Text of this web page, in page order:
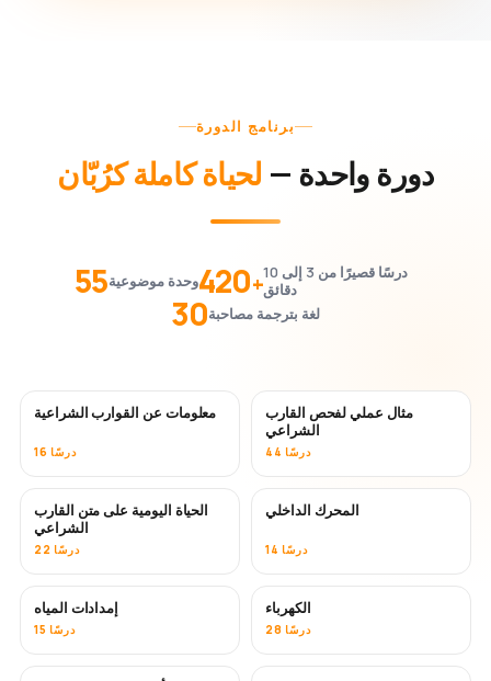
برنامج الدورة
دورة واحدة — لحياة كاملة كرُبّان
55وحدة موضوعية420+درسًا قصيرًا من 3 إلى 10
دقائق
30لغة بترجمة مصاحبة
معلومات عن القوارب الشراعية
16 درسًا
مثال عملي لفحص القارب
الشراعي
44 درسًا
الحياة اليومية على متن القارب
الشراعي
22 درسًا
المحرك الداخلي
14 درسًا
إمدادات المياه
15 درسًا
الكهرباء
28 درسًا